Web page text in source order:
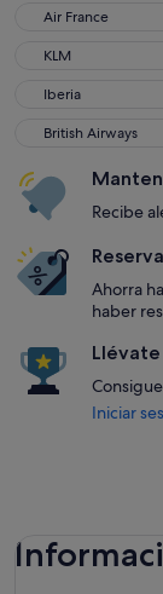
Air France
Air France
KLM
KLM
Iberia
Iberia
British Airways
British Airways
Recibe
Ahorra
haber
Llévate
Iniciar